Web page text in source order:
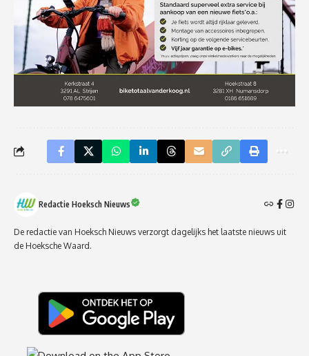
Redactie Hoeksch Nieuws
De redactie van Hoeksch Nieuws verzorgt dagelijks het laatste nieuws uit
de Hoeksche Waard.